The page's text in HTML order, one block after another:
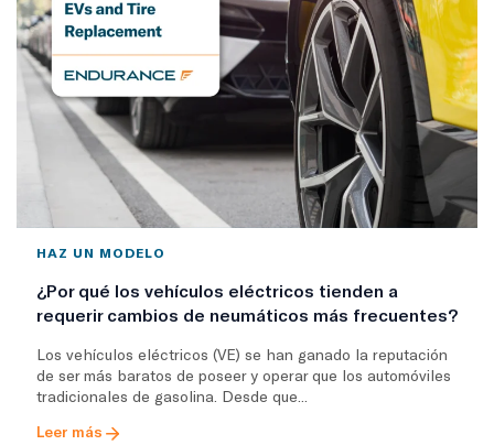
HAZ UN MODELO
¿Por qué los vehículos eléctricos tienden a
requerir cambios de neumáticos más frecuentes?
Los vehículos eléctricos (VE) se han ganado la reputación
de ser más baratos de poseer y operar que los automóviles
tradicionales de gasolina. Desde que...
Leer más